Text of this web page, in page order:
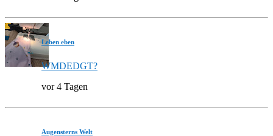
Leben eben
WMDEDGT?
vor 4 Tagen
Augensterns Welt